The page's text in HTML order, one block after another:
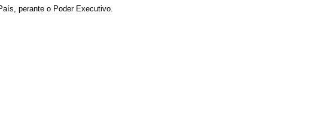
perante o Poder Executivo.